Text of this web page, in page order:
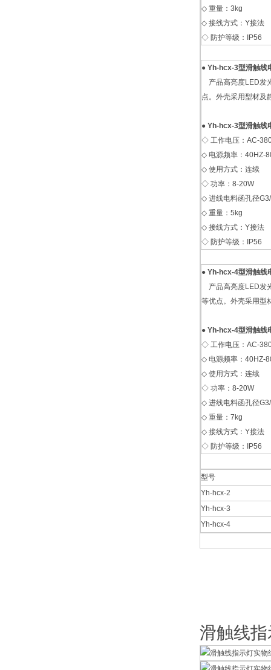
◇ 重量：3kg
◇ 接线方式：Y接法
◇ 防护等级：IP56
● Yh-hcx-3型滑触线
产品高亮度LED发
点。外壳采用型材及
● Yh-hcx-3型滑触线
◇ 工作电压：AC-
◇ 电源频率：40HZ-
◇ 使用方式：连续
◇ 功率：8-20W
◇ 进线电料函孔径G3/
◇ 重量：5kg
◇ 接线方式：Y接法
◇ 防护等级：IP56
● Yh-hcx-4型滑触线
产品高亮度LED发
等优点。外壳采用型
● Yh-hcx-4型滑触线
◇ 工作电压：AC-
◇ 电源频率：40HZ-
◇ 使用方式：连续
◇ 功率：8-20W
◇ 进线电料函孔径G3/
◇ 重量：7kg
◇ 接线方式：Y接法
◇ 防护等级：IP56
型号
Yh-hcx-2
Yh-hcx-3
Yh-hcx-4
滑触线